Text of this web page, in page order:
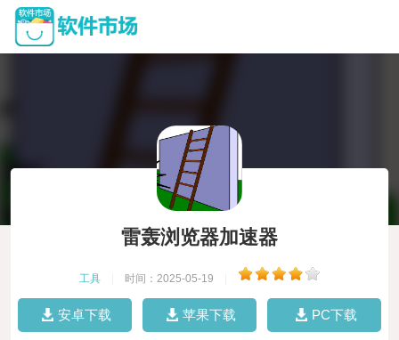
雷轰浏览器加速器
工具 时间：2025-05-19
安卓下载 苹果下载 PC下载